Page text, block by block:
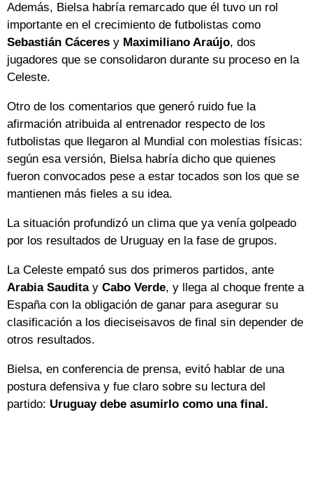
Además, Bielsa habría remarcado que él tuvo un rol
importante en el crecimiento de futbolistas como
Sebastián Cáceres y Maximiliano Araújo, dos
jugadores que se consolidaron durante su proceso en la
Celeste.
Otro de los comentarios que generó ruido fue la
afirmación atribuida al entrenador respecto de los
futbolistas que llegaron al Mundial con molestias físicas:
según esa versión, Bielsa habría dicho que quienes
fueron convocados pese a estar tocados son los que se
mantienen más fieles a su idea.
La situación profundizó un clima que ya venía golpeado
por los resultados de Uruguay en la fase de grupos.
La Celeste empató sus dos primeros partidos, ante
Arabia Sauditay Cabo Verde, y llega al choque frente a
España con la obligación de ganar para asegurar su
clasificación a los dieciseisavos de final sin depender de
otros resultados.
Bielsa, en conferencia de prensa, evitó hablar de una
postura defensiva y fue claro sobre su lectura del
partido: Uruguay debe asumirlo como una final.